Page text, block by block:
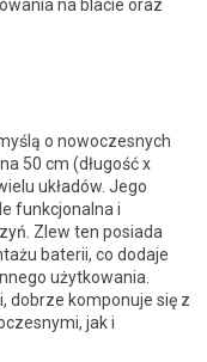
na blacie oraz
o nowoczesnych
50 cm (długość x
układów. Jego
funkcjonalna i
Zlew ten posiada
baterii, co dodaje
użytkowania.
dobrze komponuje się z
jak i